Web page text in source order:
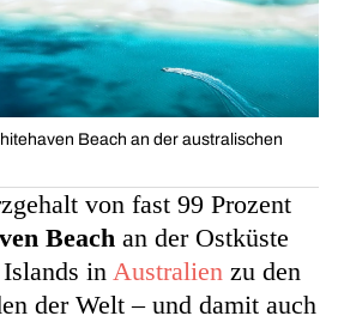
Beach an der australischen
von fast 99 Prozent
Beach an der Ostküste
in Australien zu den
der Welt – und damit auch